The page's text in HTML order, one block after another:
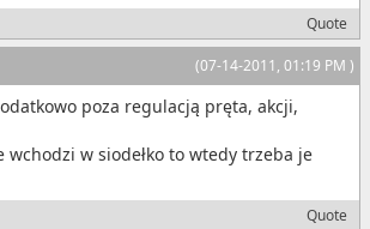
Quote
(07-14-2011, 01:19 PM )
poza regulacją pręta, akcji,
w siodełko to wtedy trzeba je
Quote